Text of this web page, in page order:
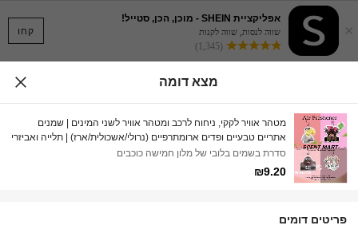
קחו ×
אפליקציית SHEIN - מוכן, הכן, סטייל!
שווה לנסות, שווה לקנות
(1,345)
מצא דומה
מטהר אוויר לקקי, ניחוח לרכב ומטהר אוויר לשני המינים | שמנים
אתריים טבעיים ופדים ארומתרפיים (נרולי/אשכולית/ארז) | תלייה ואביזרי
אוויר | מתאים לרכב, לבית, לארון ולחדר אמבטיה | עיצוב מצויר | ניחוח
סדרת בשמים בלובי של מלון חמישה כוכבים
₪9.20
פריטים דומים